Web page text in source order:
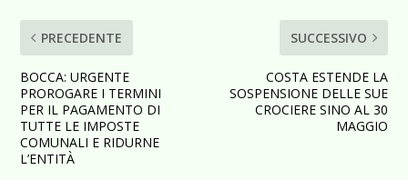
PRECEDENTE
BOCCA: URGENTE
PROROGARE I TERMINI
PER IL PAGAMENTO DI
TUTTE LE IMPOSTE
COMUNALI E RIDURNE
L’ENTITÀ
SUCCESSIVO
COSTA ESTENDE LA
SOSPENSIONE DELLE SUE
CROCIERE SINO AL 30
MAGGIO